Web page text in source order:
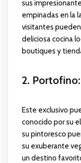
sus
empinadas en la
visitantes
deliciosa cocina
boutiques y
2. Portofino:
Este exclusivo
conocido por su
su pintoresco
su exuberante
un destino